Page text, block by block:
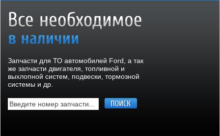
Запчасти для ТО автомобилей Ford, а так
же запчасти двигателя, топливной и
выхлопной систем, подвески, тормозной
системы и др.